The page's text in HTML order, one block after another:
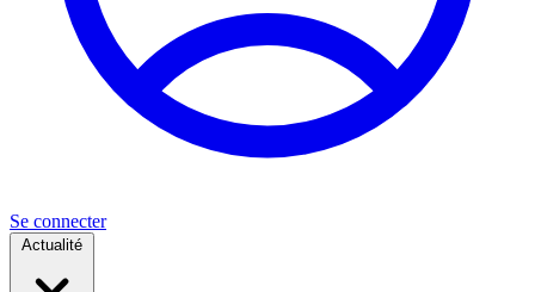
Se connecter
Actualité